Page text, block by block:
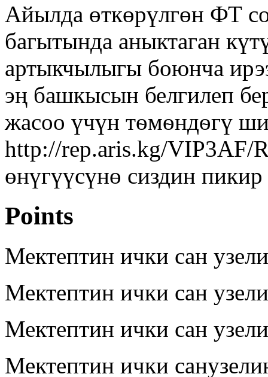
Айылда өткөрүлгөн ФТ
багытында аныктаган
артыкчылыгы боюнча
эң башкысын белгилеп
жасоо үчүн тѳмѳндѳгү
http://rep.aris.kg/VIP3AF/
өнүгүүсүнө сиздин
Points
Мектептин ички сан
Мектептин ички сан
Мектептин ички сан
Мектептин ички